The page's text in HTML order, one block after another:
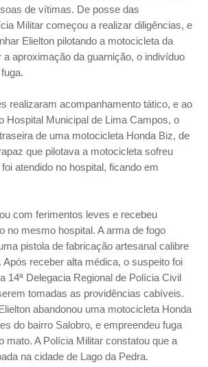
de vítimas. De posse das
Militar começou a realizar diligências, e
Elielton pilotando a motocicleta da
aproximação da guarnição, o indivíduo
realizaram acompanhamento tático, e ao
Hospital Municipal de Lima Campos, o
de uma motocicleta Honda Biz, de
que pilotava a motocicleta sofreu
atendido no hospital, ficando em
com ferimentos leves e recebeu
no mesmo hospital. A arma de fogo
pistola de fabricação artesanal calibre
Após receber alta médica, o suspeito foi
14ª Delegacia Regional de Polícia Civil
tomadas as providências cabíveis.
abandonou uma motocicleta Honda
do bairro Salobro, e empreendeu fuga
mato. A Polícia Militar constatou que a
na cidade de Lago da Pedra.